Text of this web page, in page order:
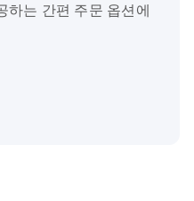
하는 간편 주문 옵션에